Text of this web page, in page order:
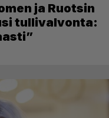
ja Ruotsin
tullivalvonta: